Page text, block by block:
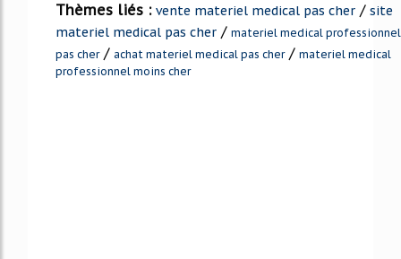
Thèmes liés : vente materiel medical pas cher / site
materiel medical pas cher / materiel medical professionnel
pas cher/ achat materiel medical pas cher/ materiel medical
professionnel moins cher